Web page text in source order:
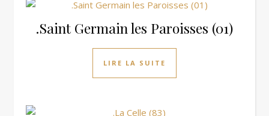
.Saint Germain les Paroisses (01)
LIRE LA SUITE